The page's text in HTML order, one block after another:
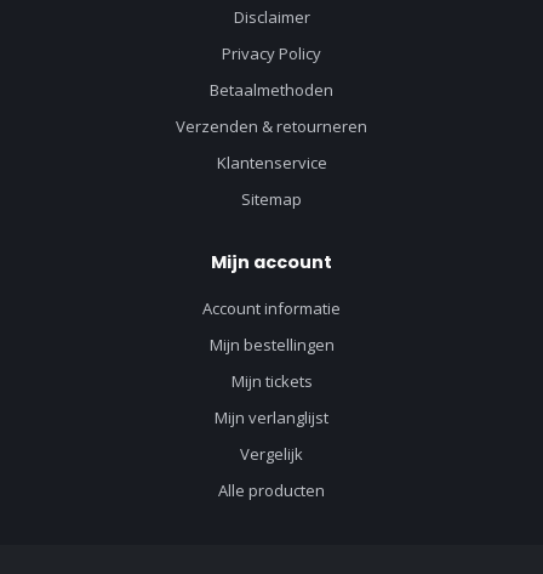
Disclaimer
Privacy Policy
Betaalmethoden
Verzenden & retourneren
Klantenservice
Sitemap
Mijn account
Account informatie
Mijn bestellingen
Mijn tickets
Mijn verlanglijst
Vergelijk
Alle producten